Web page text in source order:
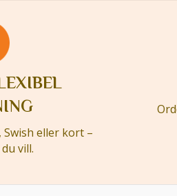
Swish eller kort –
vill.